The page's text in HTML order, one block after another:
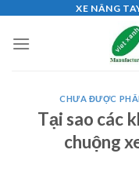
content
XE NÂNG
CHƯA ĐƯỢC
Tại sao các
chuộng